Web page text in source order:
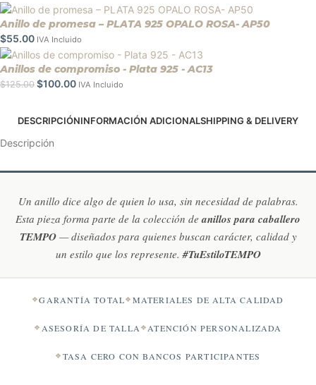
Anillo de promesa – PLATA 925 OPALO ROSA- AP50
$55.00 IVA Incluido
Anillos de compromiso - Plata 925 - AC13
$125.00 $100.00 IVA Incluido
DESCRIPCIÓNINFORMACIÓN ADICIONALSHIPPING & DELIVERY
Descripción
Un anillo dice algo de quien lo usa, sin necesidad de palabras.
Esta pieza forma parte de la colección deanillos para caballero
TEMPO— diseñados para quienes buscan carácter, calidad y
un estilo que los represente.#TuEstiloTEMPO
GARANTÍA TOTAL MATERIALES DE ALTA CALIDAD
ASESORÍA DE TALLA ATENCIÓN PERSONALIZADA
TASA CERO CON BANCOS PARTICIPANTES